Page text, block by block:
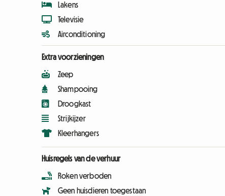
Lakens
Televisie
Airconditioning
Extra voorzieningen
Zeep
Shampooing
Droogkast
Strijkijzer
Kleerhangers
Huisregels van de verhuur
Roken verboden
Geen huisdieren toegestaan